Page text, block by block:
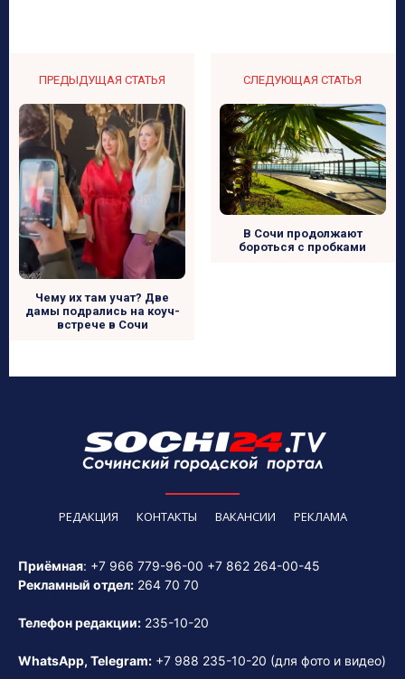
ПРЕДЫДУЩАЯ СТАТЬЯ
Чему их там учат? Две
дамы подрались на коуч-
встрече в Сочи
СЛЕДУЮЩАЯ СТАТЬЯ
В Сочи продолжают
бороться с пробками
РЕДАКЦИЯ КОНТАКТЫ ВАКАНСИИ РЕКЛАМА
Приёмная: +7 966 779-96-00 +7 862 264-00-45
Рекламный отдел: 264 70 70
Телефон редакции: 235-10-20
WhatsApp, Telegram: +7 988 235-10-20 (для фото и видео)